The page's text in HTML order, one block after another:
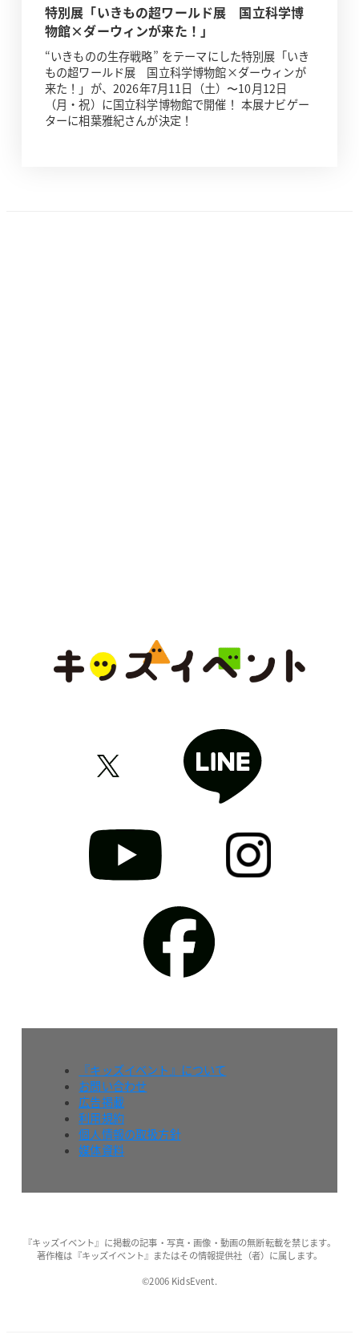
特別展「いきもの超ワールド展 国立科学博
物館×ダーウィンが来た！」
“いきものの生存戦略” をテーマにした特別展「いき
もの超ワールド展 国立科学博物館×ダーウィンが
来た！」が、2026年7月11日（土）〜10月12日
（月・祝）に国立科学博物館で開催！ 本展ナビゲー
ターに相葉雅紀さんが決定！
『キッズイベント』について
お問い合わせ
広告掲載
利用規約
個人情報の取扱方針
媒体資料
『キッズイベント』に掲載の記事・写真・画像・動画の無断転載を禁じます。
著作権は『キッズイベント』またはその情報提供社（者）に属します。
©2006 KidsEvent.